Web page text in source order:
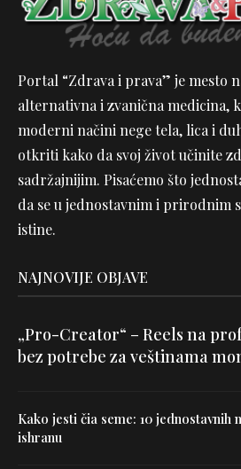
Portal “Zdrava i prava” je mesto
alternativna i zvanična medicina,
moderni načini nege tela, lica i
otkriti kako da svoj život učinite
sadržajnijim. Pisaćemo što
da se u jednostavnim i prirodnim
istine.
NAJNOVIJE OBJAVE
„Pro-Creator“ – Reels na
bez potrebe za veštinama
Kako jesti čia seme: 10 jednostavnih
ishranu